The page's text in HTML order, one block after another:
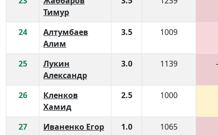
Тимур
24
Алтумбаев
Алим
3.5 1009
25
Лукин
Александр
3.0 1139
26
Кленков
Хамид
2.5 1000
27 Иваненко Егор 1.0 1065